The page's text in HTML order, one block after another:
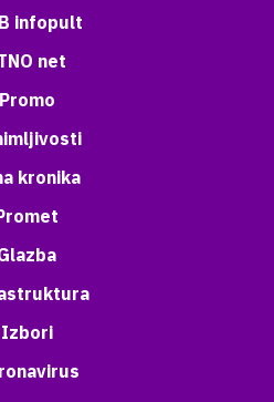
infopult
net
Promo
kronika
Izbori